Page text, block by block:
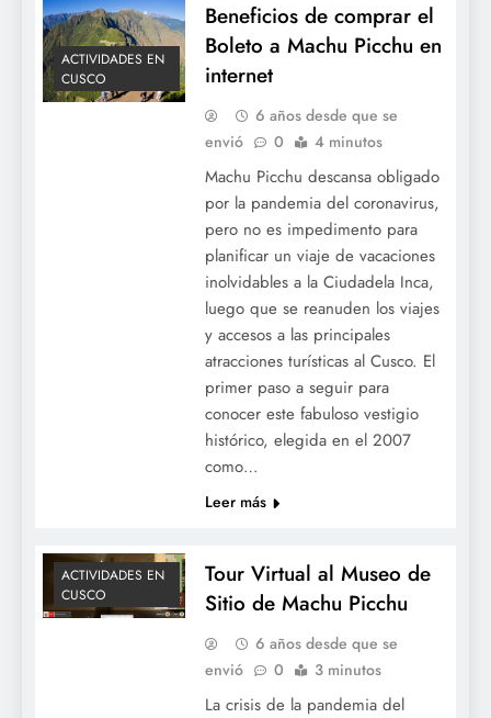
ACTIVIDADES EN
CUSCO
Beneficios de comprar el
Boleto a Machu Picchu en
internet
6 años desde que se
envió
0 4 minutos
Machu Picchu descansa obligado
por la pandemia del coronavirus,
pero no es impedimento para
planificar un viaje de vacaciones
inolvidables a la Ciudadela Inca,
luego que se reanuden los viajes
y accesos a las principales
atracciones turísticas al Cusco. El
primer paso a seguir para
conocer este fabuloso vestigio
histórico, elegida en el 2007
como…
Leer más
ACTIVIDADES EN
CUSCO
Tour Virtual al Museo de
Sitio de Machu Picchu
6 años desde que se
envió
0 3 minutos
La crisis de la pandemia del